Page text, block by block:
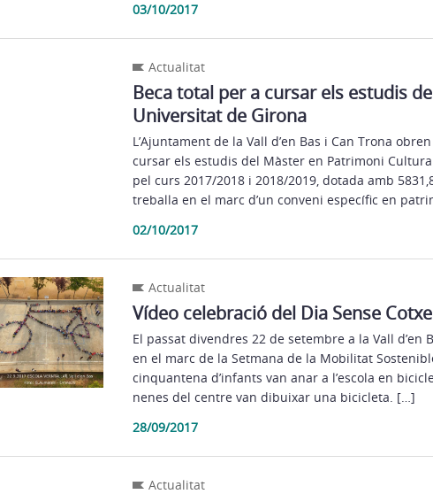
03/10/2017
Actualitat
Beca total per a cursar els estudis
Universitat de Girona
L’Ajuntament de la Vall d’en Bas i Can Trona
cursar els estudis del Màster en Patrimoni
pel curs 2017/2018 i 2018/2019, dotada amb
treballa en el marc d’un conveni específic en
02/10/2017
Actualitat
Vídeo celebració del Dia Sense
El passat divendres 22 de setembre a la Vall d’en
en el marc de la Setmana de la Mobilitat
cinquantena d’infants van anar a l’escola en
nenes del centre van dibuixar una bicicleta. […]
28/09/2017
Actualitat